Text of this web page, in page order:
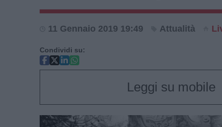
11 Gennaio 2019 19:49 Attualità
Condividi su:
Leggi su mobile